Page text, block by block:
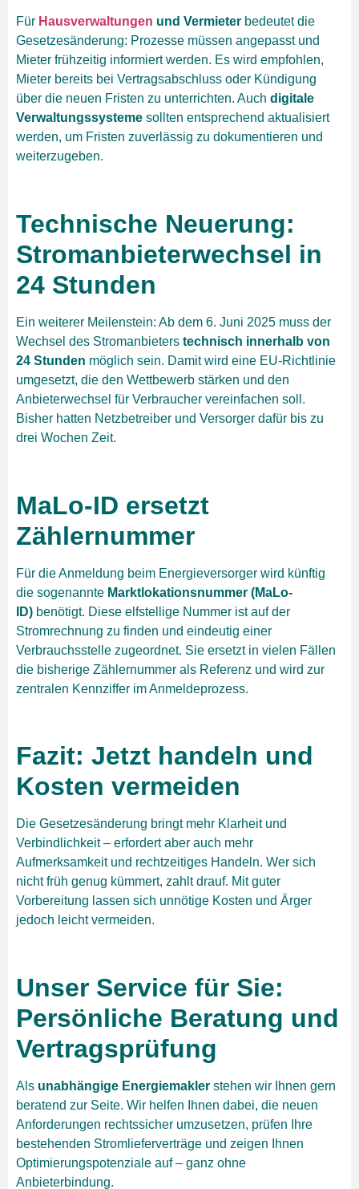
Für Hausverwaltungen und Vermieter bedeutet die
Gesetzesänderung: Prozesse müssen angepasst und
Mieter frühzeitig informiert werden. Es wird empfohlen,
Mieter bereits bei Vertragsabschluss oder Kündigung
über die neuen Fristen zu unterrichten. Auch digitale
Verwaltungssysteme sollten entsprechend aktualisiert
werden, um Fristen zuverlässig zu dokumentieren und
weiterzugeben.
Technische Neuerung:
Stromanbieterwechsel in
24 Stunden
Ein weiterer Meilenstein: Ab dem 6. Juni 2025 muss der
Wechsel des Stromanbieters technisch innerhalb von
24 Stunden möglich sein. Damit wird eine EU-Richtlinie
umgesetzt, die den Wettbewerb stärken und den
Anbieterwechsel für Verbraucher vereinfachen soll.
Bisher hatten Netzbetreiber und Versorger dafür bis zu
drei Wochen Zeit.
MaLo-ID ersetzt
Zählernummer
Für die Anmeldung beim Energieversorger wird künftig
die sogenannte Marktlokationsnummer (MaLo-
ID) benötigt. Diese elfstellige Nummer ist auf der
Stromrechnung zu finden und eindeutig einer
Verbrauchsstelle zugeordnet. Sie ersetzt in vielen Fällen
die bisherige Zählernummer als Referenz und wird zur
zentralen Kennziffer im Anmeldeprozess.
Fazit: Jetzt handeln und
Kosten vermeiden
Die Gesetzesänderung bringt mehr Klarheit und
Verbindlichkeit – erfordert aber auch mehr
Aufmerksamkeit und rechtzeitiges Handeln. Wer sich
nicht früh genug kümmert, zahlt drauf. Mit guter
Vorbereitung lassen sich unnötige Kosten und Ärger
jedoch leicht vermeiden.
Unser Service für Sie:
Persönliche Beratung und
Vertragsprüfung
Als unabhängige Energiemakler stehen wir Ihnen gern
beratend zur Seite. Wir helfen Ihnen dabei, die neuen
Anforderungen rechtssicher umzusetzen, prüfen Ihre
bestehenden Stromlieferverträge und zeigen Ihnen
Optimierungspotenziale auf – ganz ohne
Anbieterbindung.